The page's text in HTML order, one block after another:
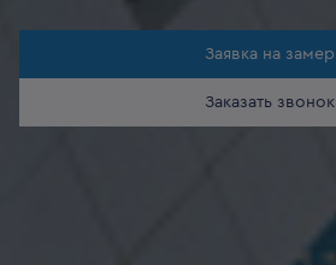
Заявка на замер
Заказать звонок